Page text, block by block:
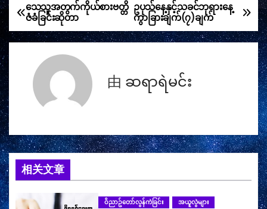
文
章
航
ဥပုသ်နေ့နှင့်သခင်ဘုရားနေ့
ကွာခြားချက်(၇)ချက်
သေသူအတွက်ကိုယ်စားဗတ္တိ
ဇံခံခြင်းဆိုတာ
由 ဆရာရဲမင်း
相关文章
ဝိညာဥ်တော်လွန်ကဲခြင်း အယူလွဲများ